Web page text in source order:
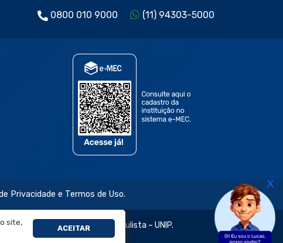
site,
ACEITAR
0800 010 9000 (11) 94303-5000
Privacidade e Termos de Uso.
Objetivo e da Universidade Paulista – UNIP.
prévia e expressa.
X